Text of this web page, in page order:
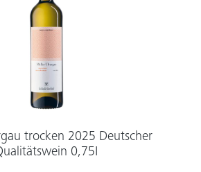
trocken 2025 Deutscher
0,75I